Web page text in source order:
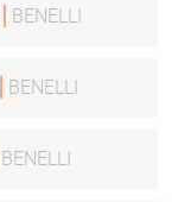
BENELLI
BENELLI
BENELLI